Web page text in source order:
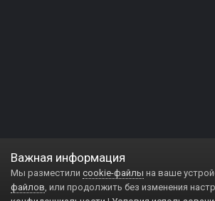
Важная информация
Мы разместили cookie-файлы на ваше
файлов, или продолжить без изменения